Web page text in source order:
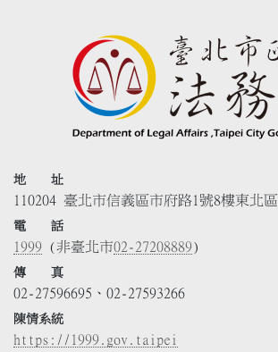
地 址
110204 臺北市信義區市府路1號8樓東北區
電 話
1999 (非臺北市02-27208889)
傳 真
02-27596695、02-27593266
陳情系統
https://1999.gov.taipei